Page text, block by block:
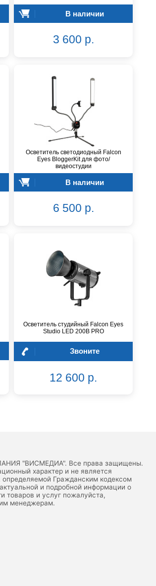
В наличии
3 600 р.
Осветитель светодиодный Falcon
Eyes BloggerKit для фото/
видеостудии
В наличии
6 500 р.
Осветитель студийный Falcon Eyes
Studio LED 200B PRO
Звоните
12 600 р.
"ВИСМЕДИА". Все права защищены.
характер и не является
определяемой Гражданским кодексом
и подробной информации о
товаров и услуг пожалуйста,
менеджерам.